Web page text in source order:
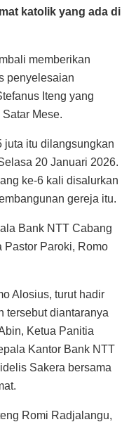
katolik yang ada di
memberikan
penyelesaian
Iteng yang
Mese.
juta itu dilangsungkan
20 Januari 2026.
ke-6 kali disalurkan
gereja itu.
Bank NTT Cabang
Pastor Paroki, Romo
Alosius, turut hadir
tersebut diantaranya
Ketua Panitia
Kantor Bank NTT
Sakera bersama
Romi Radjalangu,